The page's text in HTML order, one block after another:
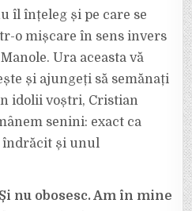
îl înțeleg și pe care se
o mișcare în sens invers
Ura aceasta vă
și ajungeți să semănați
idolii voștri, Cristian
senini: exact ca
îndrăcit și unul
nu obosesc. Am în mine